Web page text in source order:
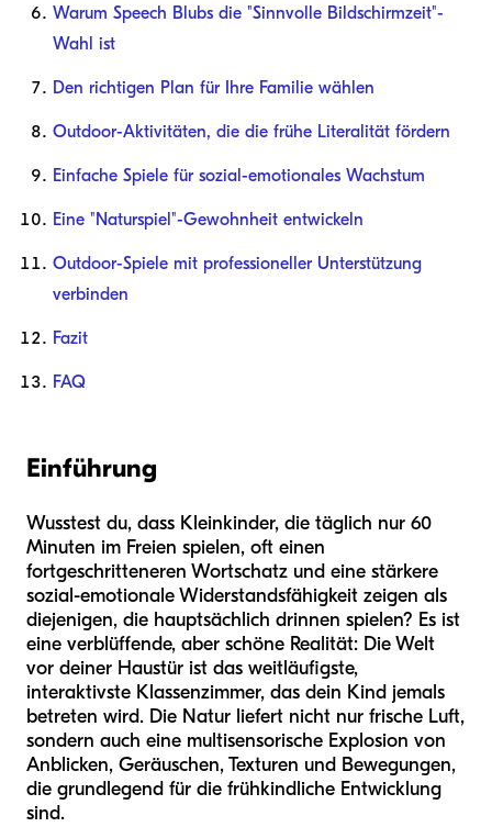
Warum Speech Blubs die "Sinnvolle Bildschirmzeit"-
Wahl ist
Den richtigen Plan für Ihre Familie wählen
Outdoor-Aktivitäten, die die frühe Literalität fördern
Einfache Spiele für sozial-emotionales Wachstum
Eine "Naturspiel"-Gewohnheit entwickeln
Outdoor-Spiele mit professioneller Unterstützung
verbinden
Fazit
FAQ
Einführung
Wusstest du, dass Kleinkinder, die täglich nur 60
Minuten im Freien spielen, oft einen
fortgeschritteneren Wortschatz und eine stärkere
sozial-emotionale Widerstandsfähigkeit zeigen als
diejenigen, die hauptsächlich drinnen spielen? Es ist
eine verblüffende, aber schöne Realität: Die Welt
vor deiner Haustür ist das weitläufigste,
interaktivste Klassenzimmer, das dein Kind jemals
betreten wird. Die Natur liefert nicht nur frische Luft,
sondern auch eine multisensorische Explosion von
Anblicken, Geräuschen, Texturen und Bewegungen,
die grundlegend für die frühkindliche Entwicklung
sind.